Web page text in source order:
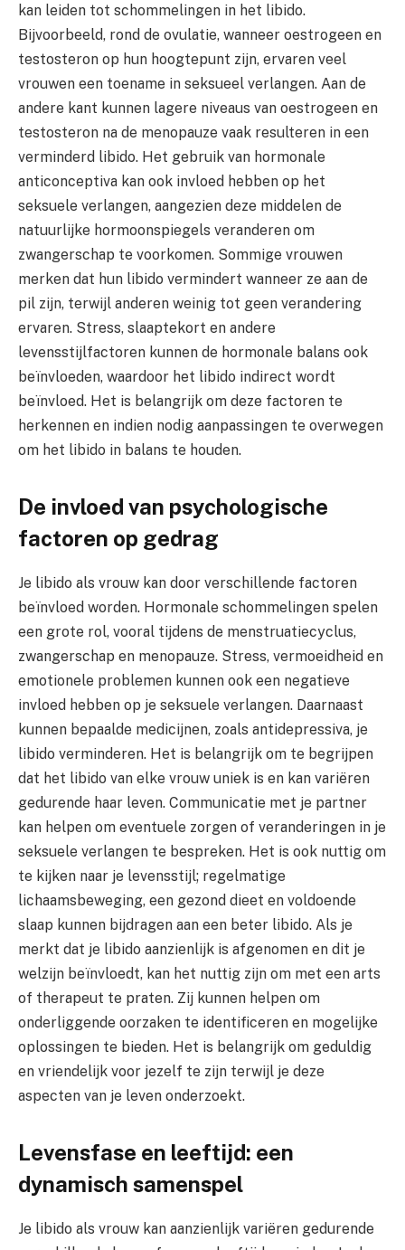
kan leiden tot schommelingen in het libido.
Bijvoorbeeld, rond de ovulatie, wanneer oestrogeen en
testosteron op hun hoogtepunt zijn, ervaren veel
vrouwen een toename in seksueel verlangen. Aan de
andere kant kunnen lagere niveaus van oestrogeen en
testosteron na de menopauze vaak resulteren in een
verminderd libido. Het gebruik van hormonale
anticonceptiva kan ook invloed hebben op het
seksuele verlangen, aangezien deze middelen de
natuurlijke hormoonspiegels veranderen om
zwangerschap te voorkomen. Sommige vrouwen
merken dat hun libido vermindert wanneer ze aan de
pil zijn, terwijl anderen weinig tot geen verandering
ervaren. Stress, slaaptekort en andere
levensstijlfactoren kunnen de hormonale balans ook
beïnvloeden, waardoor het libido indirect wordt
beïnvloed. Het is belangrijk om deze factoren te
herkennen en indien nodig aanpassingen te overwegen
om het libido in balans te houden.
De invloed van psychologische
factoren op gedrag
Je libido als vrouw kan door verschillende factoren
beïnvloed worden. Hormonale schommelingen spelen
een grote rol, vooral tijdens de menstruatiecyclus,
zwangerschap en menopauze. Stress, vermoeidheid en
emotionele problemen kunnen ook een negatieve
invloed hebben op je seksuele verlangen. Daarnaast
kunnen bepaalde medicijnen, zoals antidepressiva, je
libido verminderen. Het is belangrijk om te begrijpen
dat het libido van elke vrouw uniek is en kan variëren
gedurende haar leven. Communicatie met je partner
kan helpen om eventuele zorgen of veranderingen in je
seksuele verlangen te bespreken. Het is ook nuttig om
te kijken naar je levensstijl; regelmatige
lichaamsbeweging, een gezond dieet en voldoende
slaap kunnen bijdragen aan een beter libido. Als je
merkt dat je libido aanzienlijk is afgenomen en dit je
welzijn beïnvloedt, kan het nuttig zijn om met een arts
of therapeut te praten. Zij kunnen helpen om
onderliggende oorzaken te identificeren en mogelijke
oplossingen te bieden. Het is belangrijk om geduldig
en vriendelijk voor jezelf te zijn terwijl je deze
aspecten van je leven onderzoekt.
Levensfase en leeftijd: een
dynamisch samenspel
Je libido als vrouw kan aanzienlijk variëren gedurende